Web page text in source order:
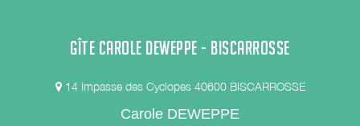
GÎTE CAROLE DEWEPPE - BISCARROSSE
14 Impasse des Cyclopes 40600 BISCARROSSE
Carole DEWEPPE